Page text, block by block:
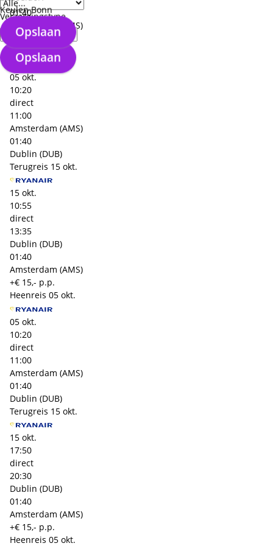
Verzorgingstype
Opslaan
Keulen Bonn
Opslaan
01:40
Amsterdam (AMS)
+€ 15,- p.p.
Heenreis 05 okt.
05 okt.
10:20
direct
11:00
Amsterdam (AMS)
01:40
Dublin (DUB)
Terugreis 15 okt.
15 okt.
10:55
direct
13:35
Dublin (DUB)
01:40
Amsterdam (AMS)
+€ 15,- p.p.
Heenreis 05 okt.
05 okt.
10:20
direct
11:00
Amsterdam (AMS)
01:40
Dublin (DUB)
Terugreis 15 okt.
15 okt.
17:50
direct
20:30
Dublin (DUB)
01:40
Amsterdam (AMS)
+€ 15,- p.p.
Heenreis 05 okt.